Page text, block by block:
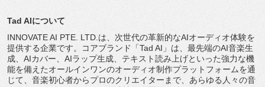
Tad AIについて
INNOVATE AI PTE. LTD.は、 次世代の革新的なAIオーディオ体験を
提供する企業です。
コアブランド「Tad AI」は、最先端のAI音楽生
成、AIカバー、AIラップ生成、 テキスト読み上げといった強力な機
能を備えたオールインワンのオーディオ制作プラットフォームを通
じて、 音楽初心者からプロのクリエイターまで、 あらゆる人々の音